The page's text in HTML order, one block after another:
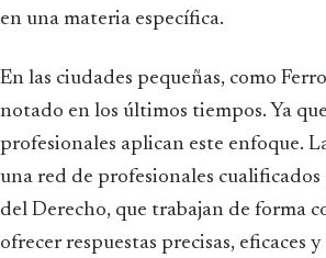
en una materia específica.
En las ciudades pequeñas, como
notado en los últimos tiempos. Ya que
profesionales aplican este enfoque.
una red de profesionales cualificados
del Derecho, que trabajan de forma
ofrecer respuestas precisas, eficaces